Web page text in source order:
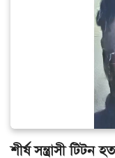
শীর্ষ সন্ত্রাসী টিটন